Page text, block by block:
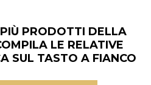
PRODOTTI DELLA
LE RELATIVE
SUL TASTO A FIANCO